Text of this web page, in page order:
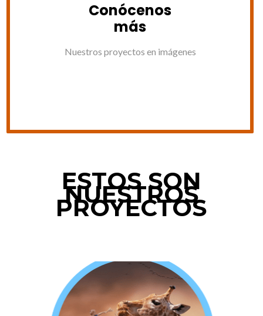
Conócenos
más
Nuestros proyectos en imágenes
ESTOS SON
NUESTROS
PROYECTOS